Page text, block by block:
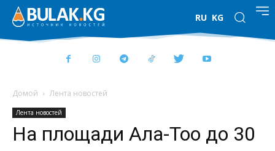
RU KG
Домой Лента новостей
Лента новостей
На площади Ала-Тоо до 30